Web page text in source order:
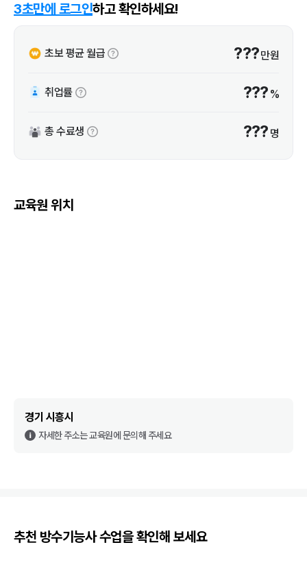
3초만에 로그인하고 확인하세요!
초보 평균 월급 ???만원
취업률 ??? %
총 수료생 ??? 명
교육원 위치
경기 시흥시
자세한 주소는 교육원에 문의해 주세요
추천 방수기능사수업을 확인해 보세요